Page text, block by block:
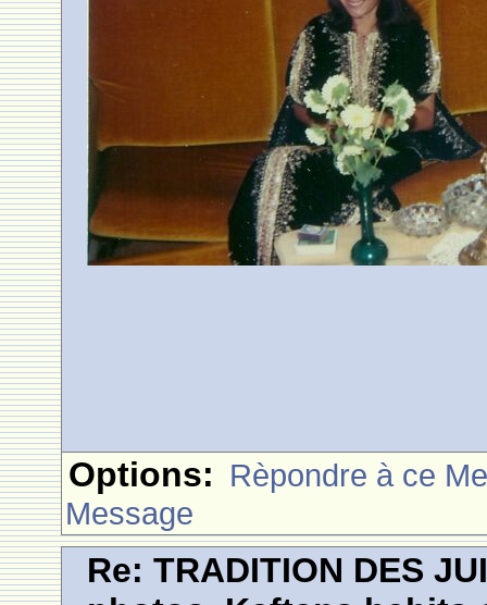
Options: Rèpondre à ce
Message
Re: TRADITION DES